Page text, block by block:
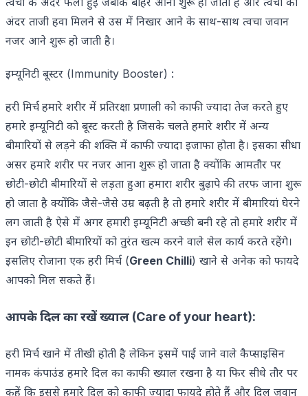
अंदर ताजी हवा मिलने से उस में निखार आने के साथ-साथ त्वचा जवान
नजर आने शुरू हो जाती है।
इम्यूनिटी बूस्टर (Immunity Booster) :
हरी मिर्च हमारे शरीर में प्रतिरक्षा प्रणाली को काफी ज्यादा तेज करते हुए
हमारे इम्यूनिटी को बूस्ट करती है जिसके चलते हमारे शरीर में अन्य
बीमारियों से लड़ने की शक्ति में काफी ज्यादा इजाफा होता है। इसका सीधा
असर हमारे शरीर पर नजर आना शुरू हो जाता है क्योंकि आमतौर पर
छोटी-छोटी बीमारियों से लड़ता हुआ हमारा शरीर बुढ़ापे की तरफ जाना शुरू
हो जाता है क्योंकि जैसे-जैसे उम्र बढ़ती है तो हमारे शरीर में बीमारियां घेरने
लग जाती है ऐसे में अगर हमारी इम्यूनिटी अच्छी बनी रहे तो हमारे शरीर में
इन छोटी-छोटी बीमारियों को तुरंत खत्म करने वाले सेल कार्य करते रहेंगे।
इसलिए रोजाना एक हरी मिर्च (Green Chilli) खाने से अनेक को फायदे
आपको मिल सकते हैं।
आपके दिल का रखें ख्याल (Care of your heart):
हरी मिर्च खाने में तीखी होती है लेकिन इसमें पाई जाने वाले कैप्साइसिन
नामक कंपाउंड हमारे दिल का काफी ख्याल रखना है या फिर सीधे तौर पर
कहें कि इससे हमारे दिल को काफी ज्यादा फायदे होते हैं और दिल जवान